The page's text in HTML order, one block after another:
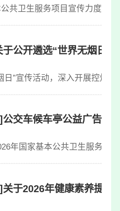
共卫生服务项目宣传力度，
公开遴选“世界无烟日”
日”宣传活动，深入开展控烟
交车候车亭公益广告投
年国家基本公共卫生服务项
于2026年健康素养提升